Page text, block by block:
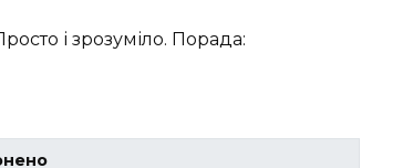
і зрозуміло. Порада: